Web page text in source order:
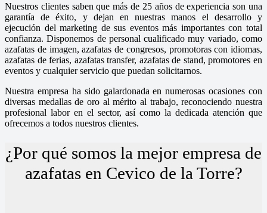
Nuestros clientes saben que más de 25 años de experiencia son una
garantía de éxito, y dejan en nuestras manos el desarrollo y
ejecución del marketing de sus eventos más importantes con total
confianza. Disponemos de personal cualificado muy variado, como
azafatas de imagen, azafatas de congresos, promotoras con idiomas,
azafatas de ferias, azafatas transfer, azafatas de stand, promotores en
eventos y cualquier servicio que puedan solicitarnos.
Nuestra empresa ha sido galardonada en numerosas ocasiones con
diversas medallas de oro al mérito al trabajo, reconociendo nuestra
profesional labor en el sector, así como la dedicada atención que
ofrecemos a todos nuestros clientes.
¿Por qué somos la mejor empresa de
azafatas en Cevico de la Torre?